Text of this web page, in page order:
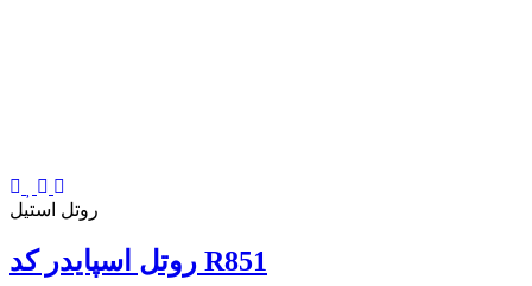
روتل استیل
روتل اسپایدر کد R851